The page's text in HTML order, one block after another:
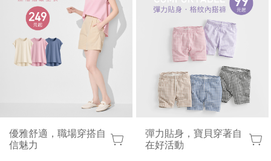
優雅舒適，職場穿搭自
信魅力
彈力貼身，寶貝穿著自
在好活動